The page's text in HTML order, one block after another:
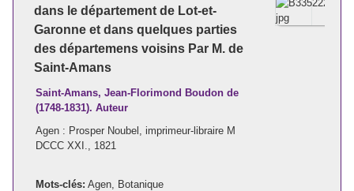
dans le département de Lot-et-
Garonne et dans quelques parties
des départemens voisins Par M. de
Saint-Amans
Saint-Amans, Jean-Florimond Boudon de
(1748-1831). Auteur
Agen : Prosper Noubel, imprimeur-libraire M
DCCC XXI., 1821
Mots-clés: Agen Botanique